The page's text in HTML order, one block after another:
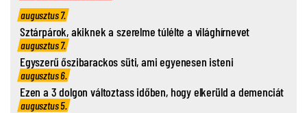
augusztus 7.
Sztárpárok, akiknek a szerelme túlélte a világhírnevet
augusztus 7.
Egyszerű őszibarackos süti, ami egyenesen isteni
augusztus 6.
Ezen a 3 dolgon változtass időben, hogy elkerüld a demenciát
augusztus 5.